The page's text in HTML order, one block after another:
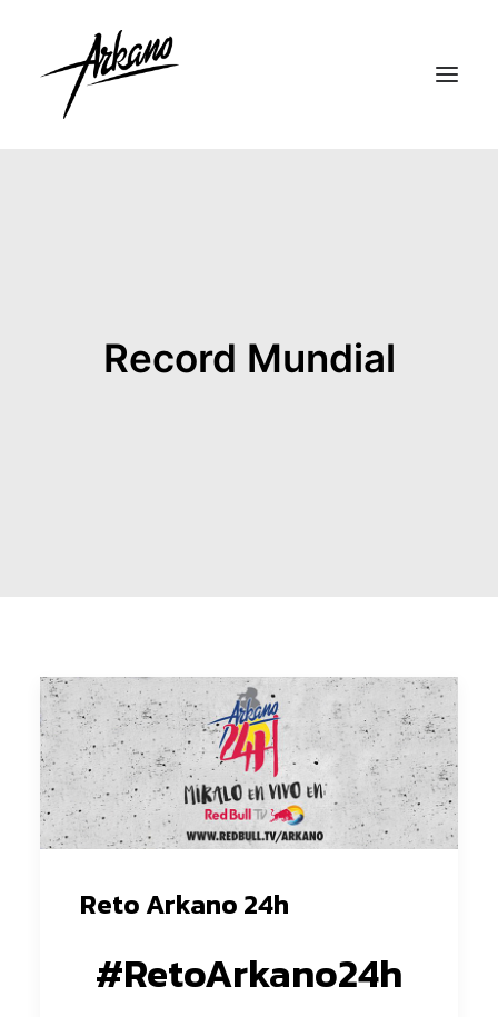
Record Mundial
Reto Arkano 24h
#RetoArkano24h